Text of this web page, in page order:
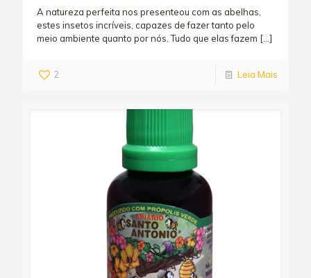
A natureza perfeita nos presenteou com as abelhas,
estes insetos incríveis, capazes de fazer tanto pelo
meio ambiente quanto por nós. Tudo que elas fazem […]
2 Leia Mais